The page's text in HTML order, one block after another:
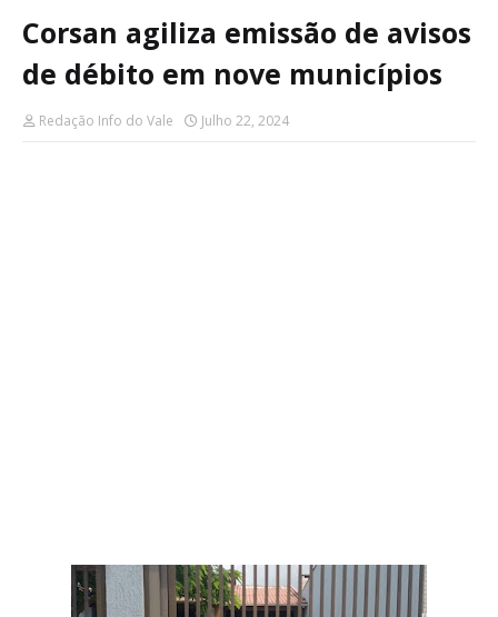
Corsan agiliza emissão de avisos
de débito em nove municípios
Redação Info do Vale Julho 22, 2024